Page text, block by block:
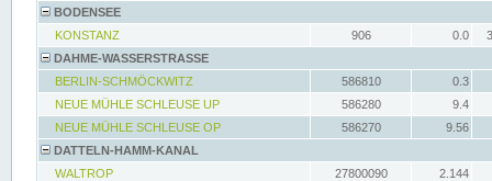
BODENSEE
KONSTANZ
906 0.0
DAHME-WASSERSTRASSE
BERLIN-SCHMÖCKWITZ
586810
0.3
NEUE MÜHLE SCHLEUSE UP
586280
9.4
NEUE MÜHLE SCHLEUSE OP
586270
9.56
DATTELN-HAMM-KANAL
WALTROP
27800090
2.144